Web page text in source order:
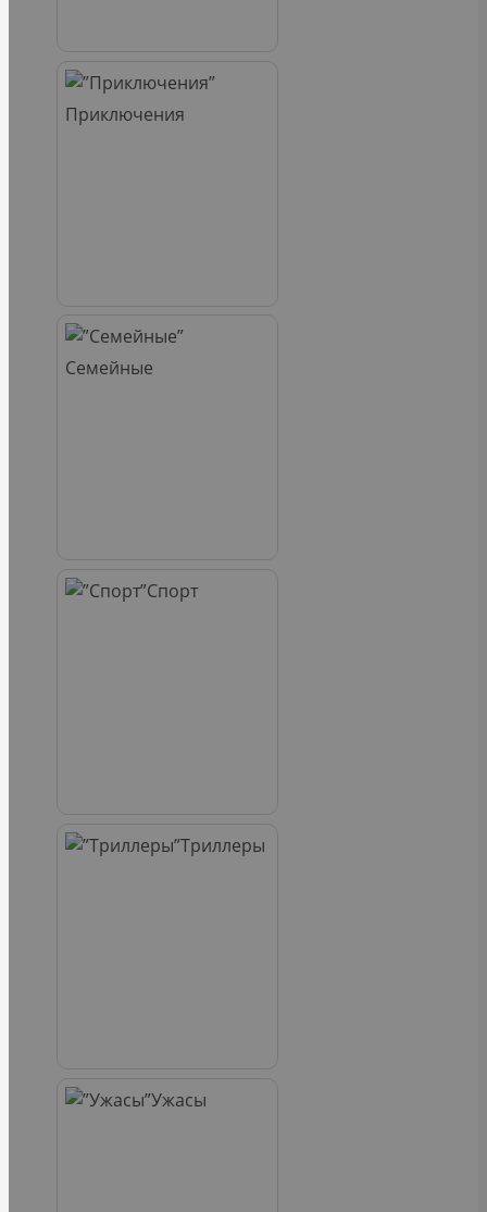
Приключения
Семейные
Спорт
Триллеры
Ужасы